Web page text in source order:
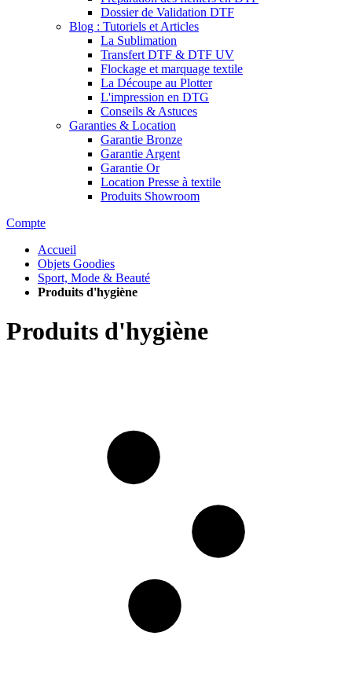
Dossier de Validation DTF
Blog : Tutoriels et Articles
La Sublimation
Transfert DTF & DTF UV
Flockage et marquage textile
La Découpe au Plotter
L'impression en DTG
Conseils & Astuces
Garanties & Location
Garantie Bronze
Garantie Argent
Garantie Or
Location Presse à textile
Produits Showroom
Compte
Accueil
Objets Goodies
Sport, Mode & Beauté
Produits d'hygiène
Produits d'hygiène